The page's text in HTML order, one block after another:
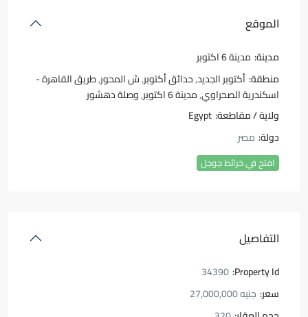
الموقع
مدينة: مدينة 6 اكتوبر
منطقة: أكتوبر الجديد,حدائق أكتوبر,ش المحور,طريق القاهرة -
اسكندرية الصحراوي,مدينة 6 اكتوبر ,وصلة دهشور
ولاية / مقاطعة: Egypt
دولة: مصر
افتح في خرائط جوجل
التفاصيل
Property Id:
34390
سعر: جنيه 27,000,000